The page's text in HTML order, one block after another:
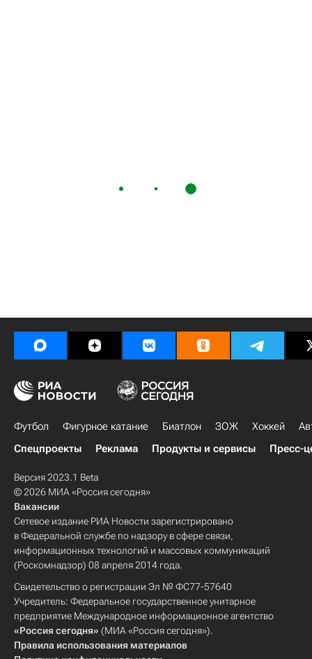
Футбол Фигурное катание Биатлон ЗОЖ Хоккей
Спецпроекты
Реклама Продукты и сервисы Пресс-
Версия 2023.1 Beta
© 2026 МИА «Россия сегодня»
Вакансии
Сетевое издание РИА Новости зарегистрировано
в Федеральной службе по надзору в сфере связи,
информационных технологий и массовых коммуникаций
(Роскомнадзор) 08 апреля 2014 года.
Свидетельство о регистрации Эл № ФС77-57640
Учредитель: Федеральное государственное унитарное
предприятие Международное информационное агентство
«Россия сегодня» (МИА «Россия сегодня»).
Правила использования материалов